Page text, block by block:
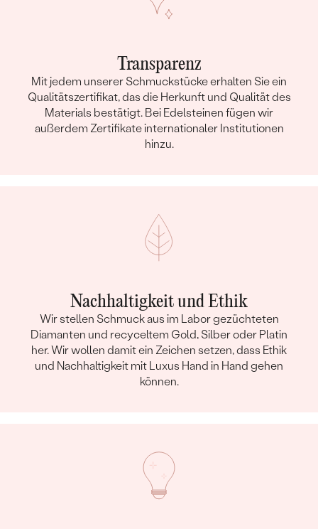
Transparenz
Mit jedem unserer Schmuckstücke erhalten Sie ein
Qualitätszertifikat, das die Herkunft und Qualität des
Materials bestätigt. Bei Edelsteinen fügen wir
außerdem Zertifikate internationaler Institutionen
hinzu.
Nachhaltigkeit und Ethik
Wir stellen Schmuck aus im Labor gezüchteten
Diamanten und recyceltem Gold, Silber oder Platin
her. Wir wollen damit ein Zeichen setzen, dass Ethik
und Nachhaltigkeit mit Luxus Hand in Hand gehen
können.